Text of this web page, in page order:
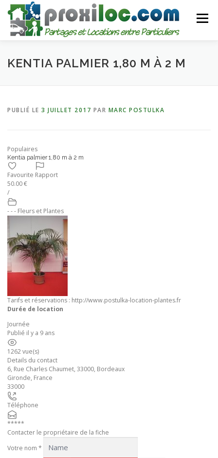
Aller
contenu
Menu
CATEGORIES AJOUTER UNE ANNONCE
KENTIA PALMIER 1,80 M À 2 M
PUBLIÉ LE 3 JUILLET 2017 PAR MARC POSTULKA
Populaires
Kentia palmier 1,80 m à 2 m
Favourite Rapport
50.00 €
/
- - - Fleurs et Plantes
Tarifs et réservations : http://www.postulka-location-plantes.fr
Durée de location
Journée
Publié il y a 9 ans
1262 vue(s)
Details du contact
6, Rue Charles Chaumet, 33000, Bordeaux
Gironde, France
33000
Téléphone
*****
Contacter le propriétaire de la fiche
Votre nom *